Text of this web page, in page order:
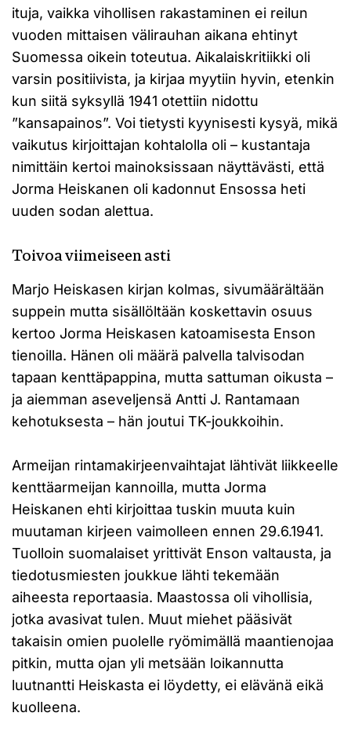
ituja, vaikka vihollisen rakastaminen ei reilun
vuoden mittaisen välirauhan aikana ehtinyt
Suomessa oikein toteutua. Aikalaiskritiikki oli
varsin positiivista, ja kirjaa myytiin hyvin, etenkin
kun siitä syksyllä 1941 otettiin nidottu
”kansapainos”. Voi tietysti kyynisesti kysyä, mikä
vaikutus kirjoittajan kohtalolla oli – kustantaja
nimittäin kertoi mainoksissaan näyttävästi, että
Jorma Heiskanen oli kadonnut Ensossa heti
uuden sodan alettua.
Toivoa viimeiseen asti
Marjo Heiskasen kirjan kolmas, sivumäärältään
suppein mutta sisällöltään koskettavin osuus
kertoo Jorma Heiskasen katoamisesta Enson
tienoilla. Hänen oli määrä palvella talvisodan
tapaan kenttäpappina, mutta sattuman oikusta –
ja aiemman aseveljensä Antti J. Rantamaan
kehotuksesta – hän joutui TK-joukkoihin.
Armeijan rintamakirjeenvaihtajat lähtivät liikkeelle
kenttäarmeijan kannoilla, mutta Jorma
Heiskanen ehti kirjoittaa tuskin muuta kuin
muutaman kirjeen vaimolleen ennen 29.6.1941.
Tuolloin suomalaiset yrittivät Enson valtausta, ja
tiedotusmiesten joukkue lähti tekemään
aiheesta reportaasia. Maastossa oli vihollisia,
jotka avasivat tulen. Muut miehet pääsivät
takaisin omien puolelle ryömimällä maantienojaa
pitkin, mutta ojan yli metsään loikannutta
luutnantti Heiskasta ei löydetty, ei elävänä eikä
kuolleena.